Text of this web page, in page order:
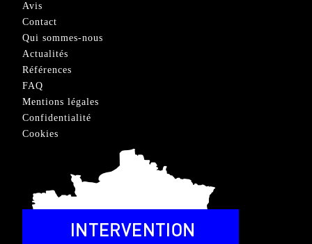
Avis
Contact
Qui sommes-nous
Actualités
Références
FAQ
Mentions légales
Confidentialité
Cookies